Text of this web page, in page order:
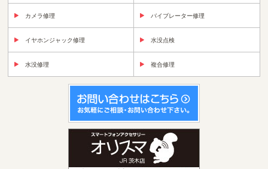
カメラ修理 バイブレーター修理
イヤホンジャック修理 水没点検
水没修理 複合修理